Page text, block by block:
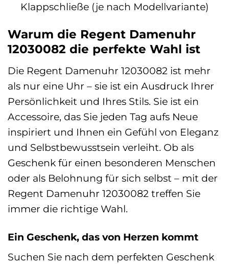
Klappschließe (je nach Modellvariante)
Warum die Regent Damenuhr
12030082 die perfekte Wahl ist
Die Regent Damenuhr 12030082 ist mehr
als nur eine Uhr – sie ist ein Ausdruck Ihrer
Persönlichkeit und Ihres Stils. Sie ist ein
Accessoire, das Sie jeden Tag aufs Neue
inspiriert und Ihnen ein Gefühl von Eleganz
und Selbstbewusstsein verleiht. Ob als
Geschenk für einen besonderen Menschen
oder als Belohnung für sich selbst – mit der
Regent Damenuhr 12030082 treffen Sie
immer die richtige Wahl.
Ein Geschenk, das von Herzen kommt
Suchen Sie nach dem perfekten Geschenk